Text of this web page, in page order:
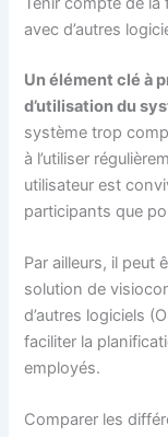
avec d’autres
Un élément clé à
d’utilisation du
système trop
à l’utiliser
utilisateur est
participants que
Par ailleurs, il peut
solution de
d’autres logiciels
faciliter la
employés.
Comparer les